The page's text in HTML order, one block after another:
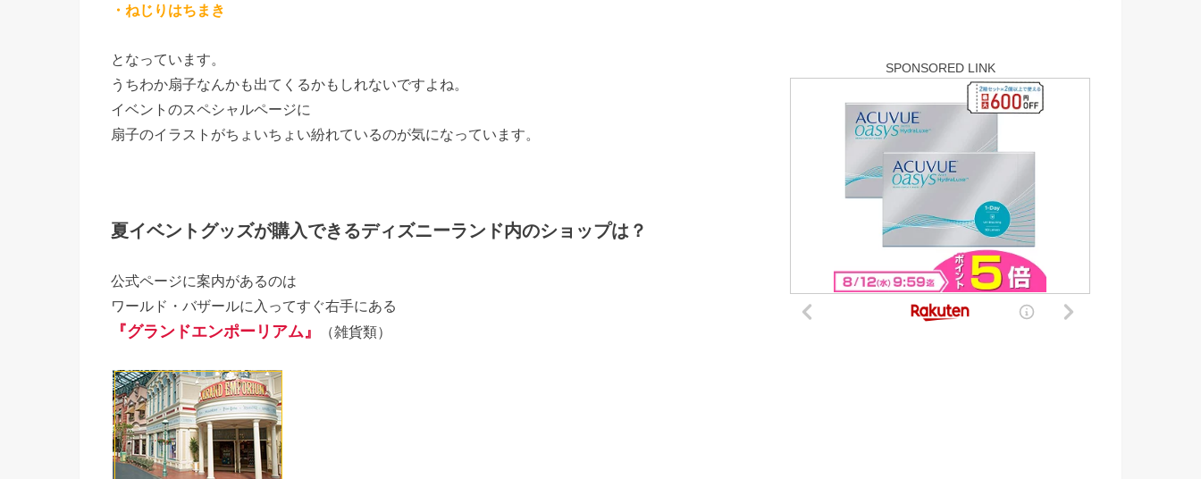
・ねじりはちまき
となっています。
うちわか扇子なんかも出てくるかもしれないですよね。
イベントのスペシャルページに
扇子のイラストがちょいちょい紛れているのが気になっています。
夏イベントグッズが購入できるディズニーランド内のショップは？
公式ページに案内があるのは
ワールド・バザールに入ってすぐ右手にある
『グランドエンポーリアム』 （雑貨類）
SPONSORED LINK